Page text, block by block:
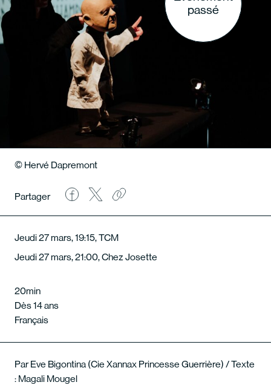
passé
© Hervé Dapremont
Partager
Jeudi 27 mars, 19:15, TCM
Jeudi 27 mars, 21:00, Chez Josette
20min
Dès 14 ans
Français
Par Eve Bigontina (Cie Xannax Princesse Guerrière) / Texte
: Magali Mougel